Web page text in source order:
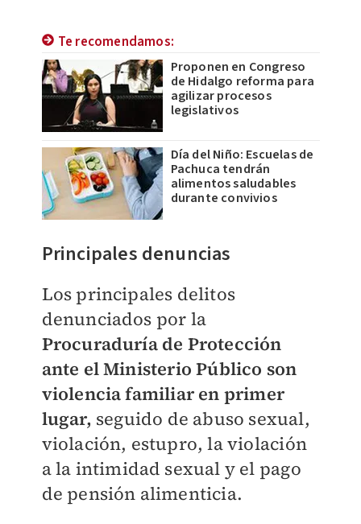
Te recomendamos:
Proponen en Congreso
de Hidalgo reforma para
agilizar procesos
legislativos
Día del Niño: Escuelas de
Pachuca tendrán
alimentos saludables
durante convivios
Principales denuncias
Los principales delitos
denunciados por la
Procuraduría de Protección
ante el Ministerio Público son
violencia familiar en primer
lugar, seguido de abuso sexual,
violación, estupro, la violación
a la intimidad sexual y el pago
de pensión alimenticia.